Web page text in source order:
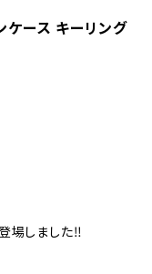
ケース キーリング
場しました‼︎